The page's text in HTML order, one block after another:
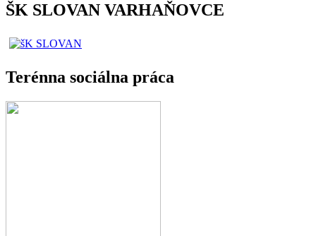
ŠK SLOVAN VARHAŇOVCE
Terénna sociálna práca